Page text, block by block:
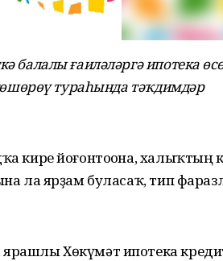
балалы ғаиләләргә ипотека
тураһында тәҡдимдәр
кире йоғонтоһона, халыҡтың
ла ярҙам буласаҡ, тип
Хөкүмәт ипотека